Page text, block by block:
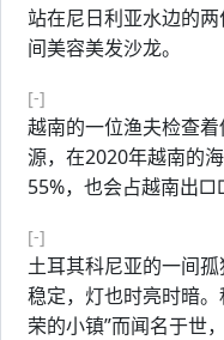
站在尼日利亚水边的
间美容美发沙龙。
[-]
越南的一位渔夫检查
源，在2020年越南的
55%，也会占越南出
[-]
土耳其科尼亚的一间
稳定，灯也时亮时暗。
荣的小镇”而闻名于世